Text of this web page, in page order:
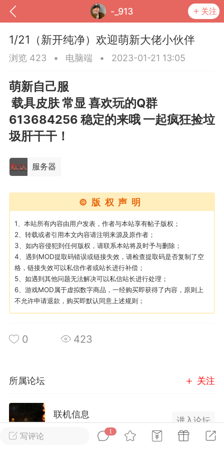
-_913 关注
我的钱包
MOD下载 攻略教程 联机招募
大人
Lv.8
02-10 15:45
电脑端 其他&工具
卖挂
禁止发布联机可用的作弊模组，
单机辅助引流私下售卖服务器外挂！
作弊模组的发布规范近期收到一些信息
环境，中文网特此发布以下声明，规范
汉
大人
Lv.8
写评论
1
1/21（新开纯净）欢迎萌新大佬小伙伴
浏览 423 • 电脑端 • 2023-01-21 13:05
萌新自己服
载具皮肤 常显 喜欢玩的Q群
613684256 稳定的来哦 一起疯狂捡垃
圾肝干干！
服务器
©版权声明
1、本站所有内容由用户发表，作者与本站享有帖子版权；
2、转载或者引用本文内容请注明来源及原作者；
3、如内容侵犯到任何版权，请联系本站将及时予与删除；
4、遇到MOD提取码错误或链接失效，请检查提取码是否复制了空
格，链接失效可以私信作者或站长进行补偿；
5、如遇到其他问题无法解决可以私信站长进行处理；
6、游戏MOD属于虚拟数字商品，一经购买即获得了内容，原则上
不允许申请退款，购买即默认同意上述规则；
0 423
所属论坛 关注
联机信息
2174内容
进入论坛